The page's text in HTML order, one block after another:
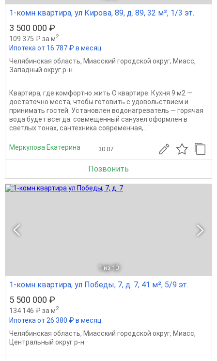
1-комн квартира, ул Кирова, 89, д. 89, 32 м², 1/3 эт.
3 500 000 ₽
109 375 ₽ за м2
Ипотека от 16 787 ₽ в месяц
Челябинская область, Миасский городской округ, Миасс,
Западный округ р-н
Квартира, где комфортно жить О квартире: Кухня 9 м2 —
достаточно места, чтобы готовить с удовольствием и
принимать гостей. Установлен водонагреватель — горячая
вода будет всегда. совмещенный санузел оформлен в
светлых тонах, сантехника современная,...
Меркулова Екатерина 30.07
Позвонить
1 из 10
1-комн квартира, ул Победы, 7, д. 7, 41 м², 5/9 эт.
5 500 000 ₽
134 146 ₽ за м2
Ипотека от 26 380 ₽ в месяц
Челябинская область, Миасский городской округ, Миасс,
Центральный округ р-н